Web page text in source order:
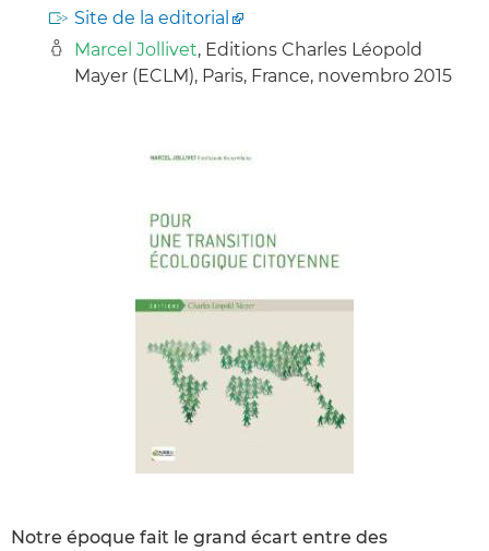
Site de la editorial
Marcel Jollivet, Editions Charles Léopold
Mayer (ECLM), Paris, France, novembro 2015
Notre époque fait le grand écart entre des